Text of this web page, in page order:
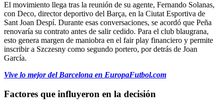
El movimiento llega tras la reunión de su agente, Fernando Solanas,
con Deco, director deportivo del Barça, en la Ciutat Esportiva de
Sant Joan Despí. Durante esas conversaciones, se acordó que Peña
renovaría su contrato antes de salir cedido. Para el club blaugrana,
esto genera margen de maniobra en el fair play financiero y permite
inscribir a Szczesny como segundo portero, por detrás de Joan
García.
Vive lo mejor del Barcelona en EuropaFutbol.com
Factores que influyeron en la decisión